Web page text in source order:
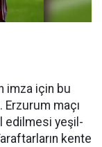
imza için bu
Erzurum maçı
edilmesi yeşil-
kente